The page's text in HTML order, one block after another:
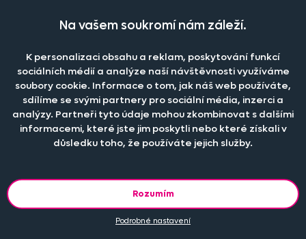
Vyšíváme na základě objednávky
179 Kč
Na vašem soukromí nám záleží.
K personalizaci obsahu a reklam, poskytování funkcí
sociálních médií a analýze naší návštěvnosti využíváme
soubory cookie. Informace o tom, jak náš web používáte,
sdílíme se svými partnery pro sociální média, inzerci a
analýzy. Partneři tyto údaje mohou zkombinovat s dalšími
informacemi, které jste jim poskytli nebo které získali v
důsledku toho, že používáte jejich služby.
Rozumím
Podrobné nastavení